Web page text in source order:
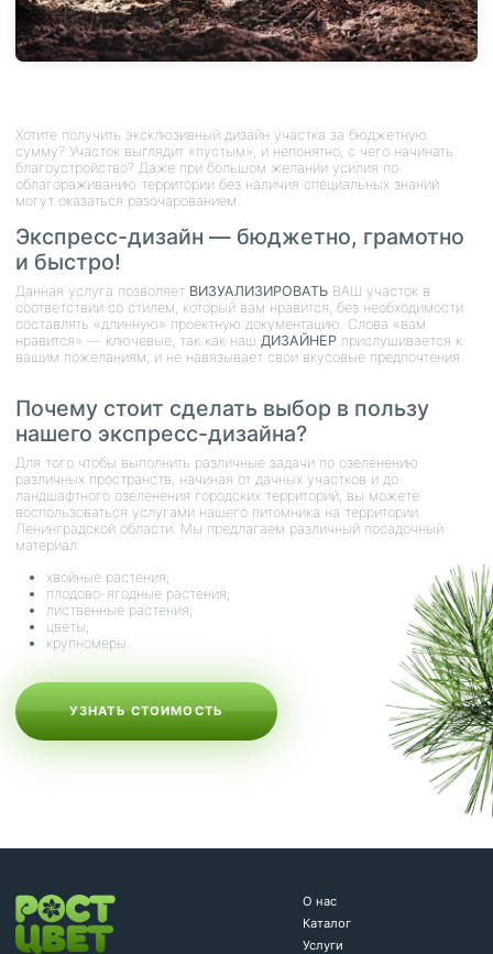
Хотите получить эксклюзивный дизайн участка за бюджетную
сумму? Участок выглядит «пустым», и непонятно, с чего начинать
благоустройство? Даже при большом желании усилия по
облагораживанию территории без наличия специальных знаний
могут оказаться разочарованием.
Экспресс-дизайн — бюджетно, грамотно
и быстро!
Данная услуга позволяет ВИЗУАЛИЗИРОВАТЬ ВАШ участок в
соответствии со стилем, который вам нравится, без необходимости
составлять «длинную» проектную документацию. Слова «вам
нравится» — ключевые, так как наш ДИЗАЙНЕР прислушивается к
вашим пожеланиям, и не навязывает свои вкусовые предпочтения.
Почему стоит сделать выбор в пользу
нашего экспресс-дизайна?
Для того чтобы выполнить различные задачи по озеленению
различных пространств, начиная от дачных участков и до
ландшафтного озеленения городских территорий, вы можете
воспользоваться услугами нашего питомника на территории
Ленинградской области. Мы предлагаем различный посадочный
материал:
хвойные растения;
плодово-ягодные растения;
лиственные растения;
цветы;
крупномеры.
УЗНАТЬ СТОИМОСТЬ
О нас
Каталог
Услуги